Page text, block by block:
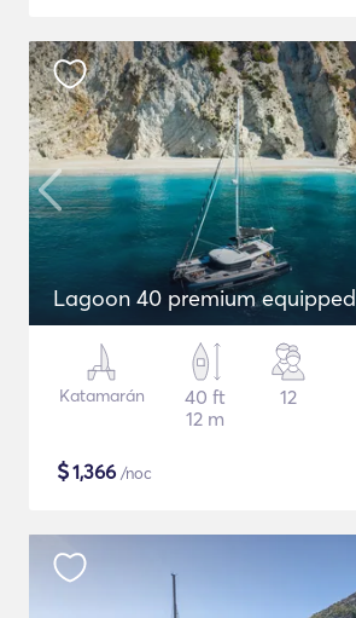
Lagoon 40 premium equipped
Katamarán
40 ft
12 m
12
$1,366 /noc